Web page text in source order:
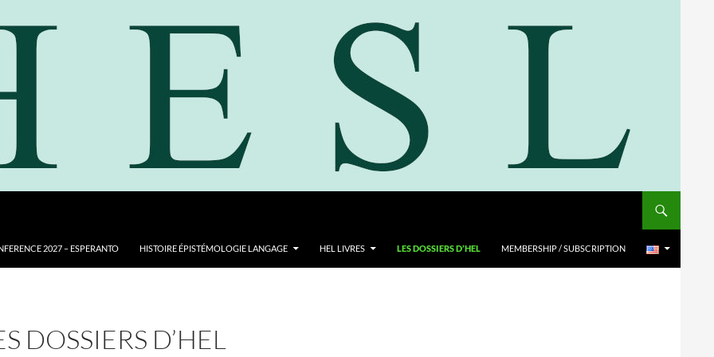
2027 – ESPERANTO HISTOIRE ÉPISTÉMOLOGIE LANGAGE HEL LIVRES LES DOSSIERS D’HEL MEMBERSHIP / SUBSCRIPTION
DOSSIERS D’HEL